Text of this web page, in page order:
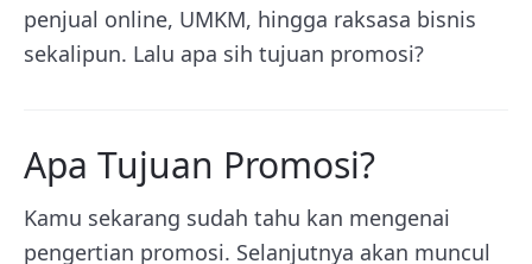
penjual online, UMKM, hingga raksasa bisnis
sekalipun. Lalu apa sih tujuan promosi?
Apa Tujuan Promosi?
Kamu sekarang sudah tahu kan mengenai
pengertian promosi. Selanjutnya akan muncul